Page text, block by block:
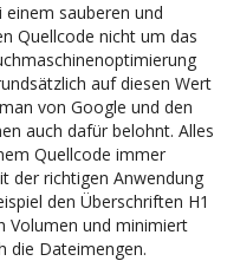
einem sauberen und
Quellcode nicht um das
auf diesen Wert
von Google und den
auch dafür belohnt. Alles
Quellcode immer
der richtigen Anwendung
den Überschriften H1
Volumen und minimiert
die Dateimengen.